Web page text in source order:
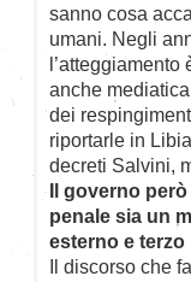
sanno cosa
umani. Negli
anche
dei
riportarle in
decreti Salvini,
Il governo
penale sia un
esterno e
Il discorso che